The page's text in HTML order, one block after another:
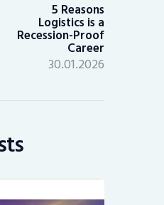
5 Reasons
Logistics is a
Recession-Proof
Career
30.01.2026